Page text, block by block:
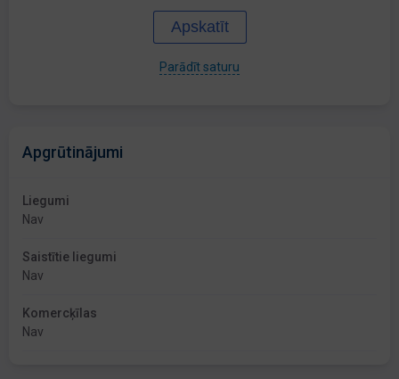
Apskatīt
Parādīt saturu
Apgrūtinājumi
Liegumi
Nav
Saistītie liegumi
Nav
Komercķīlas
Nav